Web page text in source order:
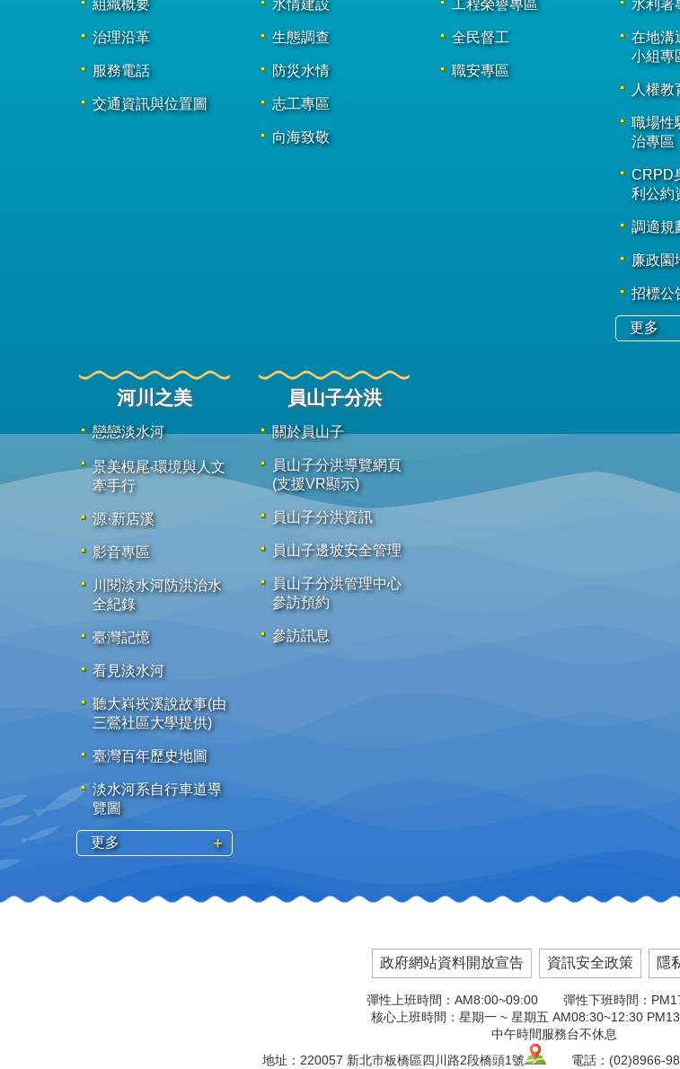
組織概要
治理沿革
服務電話
交通資訊與位置圖
水情建設
生態調查
防災水情
志工專區
向海致敬
工程榮譽專區
全民督工
職安專區
水利署
在地溝
小組專
人權教
職場性
治專區
CRPD
利公約
調適規
廉政園
招標公
更多
河川之美
戀戀淡水河
景美梘尾‧環境與人文
牽手行
源·新店溪
影音專區
川閱淡水河防洪治水
全紀錄
臺灣記憶
看見淡水河
聽大嵙崁溪說故事(由
三鶯社區大學提供)
臺灣百年歷史地圖
淡水河系自行車道導
覽圖
更多
員山子分洪
關於員山子
員山子分洪導覽網頁
(支援VR顯示)
員山子分洪資訊
員山子邊坡安全管理
員山子分洪管理中心
參訪預約
參訪訊息
政府網站資料開放宣告 資訊安全政策 隱
彈性上班時間：AM8:00~09:00 彈性下班時間：
核心上班時間：星期一 ~ 星期五 AM08:30~12:30
中午時間服務台不休息
地址：220057 新北市板橋區四川路2段橋頭1號
電話：(02)8966-